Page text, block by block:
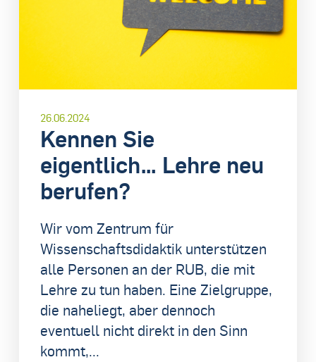
26.06.2024
Kennen Sie
eigentlich… Lehre neu
berufen?
Wir vom Zentrum für
Wissenschaftsdidaktik unterstützen
alle Personen an der RUB, die mit
Lehre zu tun haben. Eine Zielgruppe,
die naheliegt, aber dennoch
eventuell nicht direkt in den Sinn
kommt,...